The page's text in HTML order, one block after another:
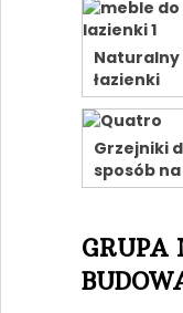
łazienki
Grzejniki
sposób
GRUPA